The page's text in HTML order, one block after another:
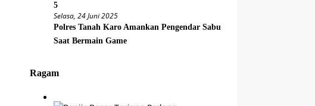
5
Selasa, 24 Juni 2025
Polres Tanah Karo Amankan Pengendar Sabu
Saat Bermain Game
Ragam